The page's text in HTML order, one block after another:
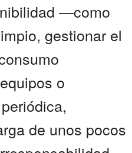
—como
gestionar el
o
de unos pocos